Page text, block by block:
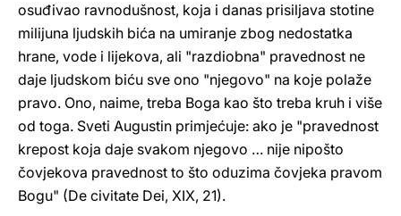
osuđivao ravnodušnost, koja i danas prisiljava stotine
milijuna ljudskih bića na umiranje zbog nedostatka
hrane, vode i lijekova, ali "razdiobna" pravednost ne
daje ljudskom biću sve ono "njegovo" na koje polaže
pravo. Ono, naime, treba Boga kao što treba kruh i više
od toga. Sveti Augustin primjećuje: ako je "pravednost
krepost koja daje svakom njegovo … nije nipošto
čovjekova pravednost to što oduzima čovjeka pravom
Bogu" (De civitate Dei, XIX, 21).